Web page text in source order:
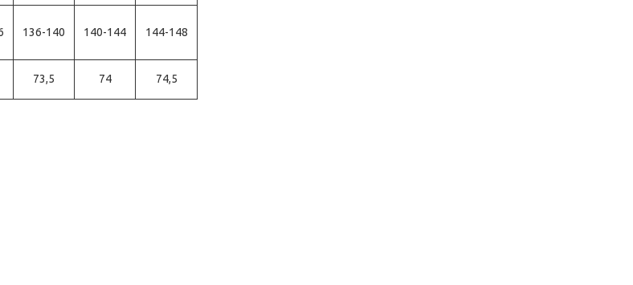
136-140 140-144 144-148
73,5 74 74,5